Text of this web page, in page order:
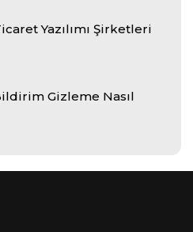
Yazılımı Şirketleri
Gizleme Nasıl